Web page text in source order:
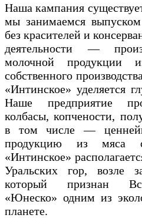
Наша кампания
мы занимаемся
без красителей и
деятельности —
молочной продукции
собственного
«Интинское» уделяется
Наше предприятие
колбасы, копчености,
в том числе —
продукцию из мяса
«Интинское»
Уральских гор, возле
который признан
«Юнеско» одним из
планете.